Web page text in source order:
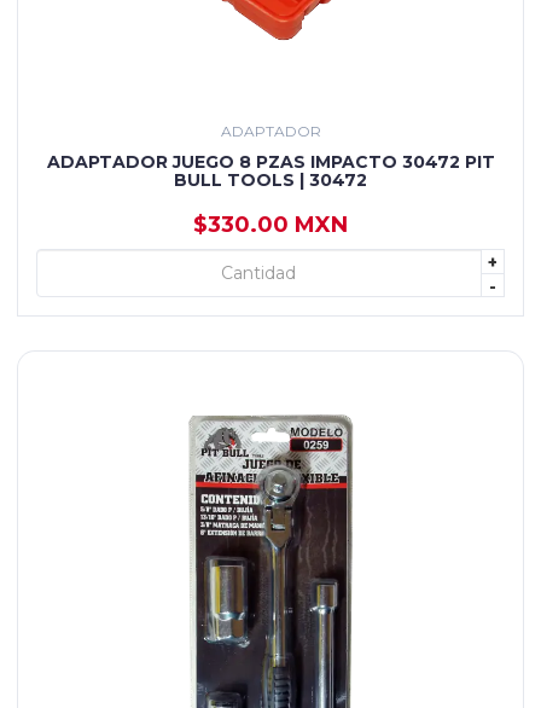
ADAPTADOR
ADAPTADOR JUEGO 8 PZAS IMPACTO 30472 PIT
BULL TOOLS | 30472
$330.00 MXN
+
-
+ AGREGAR